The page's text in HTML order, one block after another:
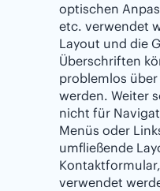
optischen
etc. verwendet
Layout und die
Überschriften
problemlos über
werden. Weiter
nicht für
Menüs oder
umfließende
verwendet